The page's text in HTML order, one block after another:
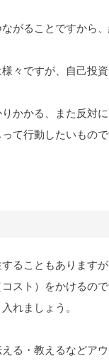
がることですから
々ですが、自己投
かかる、また反対
て行動したいもので
ることもあります
スト）をかけるの
れましょう。
る・教えるなどア